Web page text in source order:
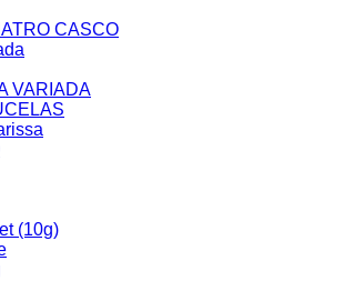
CASCO
VARIADA
(10g)